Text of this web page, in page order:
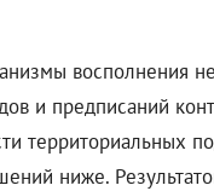
восполнения
и предписаний
территориальных
ниже.